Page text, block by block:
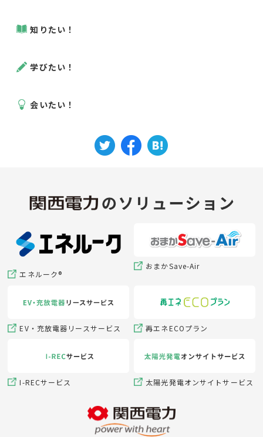
知りたい！
学びたい！
会いたい！
エネルーク®
おまかSave-Air
EV・充放電器リースサービス 再エネECOプラン
I-RECサービス 太陽光発電オンサイトサービス